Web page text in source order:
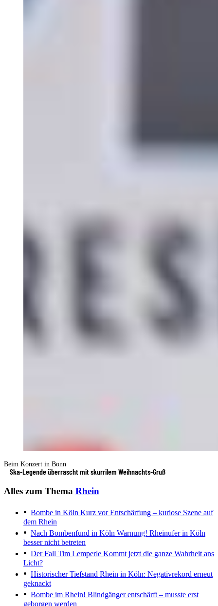
Beim Konzert in Bonn
Ska-Legende überrascht mit skurrilem Weihnachts-Gruß
Alles zum Thema Rhein
Bombe in Köln Kurz vor Entschärfung – kuriose Szene auf
dem Rhein
Nach Bombenfund in Köln Warnung! Rheinufer in Köln
besser nicht betreten
Der Fall Tim Lemperle Kommt jetzt die ganze Wahrheit ans
Licht?
Historischer Tiefstand Rhein in Köln: Negativrekord erneut
geknackt
Bombe im Rhein! Blindgänger entschärft – musste erst
geborgen werden